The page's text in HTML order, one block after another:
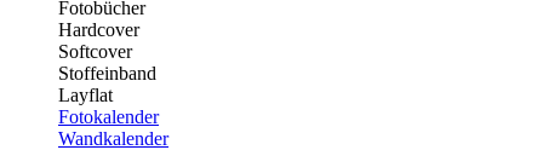
Fotobücher
Hardcover
Softcover
Stoffeinband
Layflat
Fotokalender
Wandkalender